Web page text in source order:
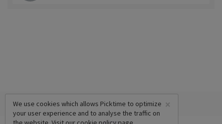
×
We use cookies which allows Picktime to optimize
your user experience and to analyse the traffic on